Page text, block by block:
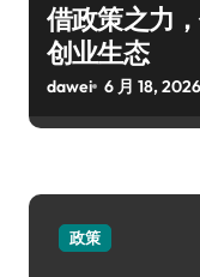
借政策之力
创业生态
dawei 6 月 18, 2026
政策